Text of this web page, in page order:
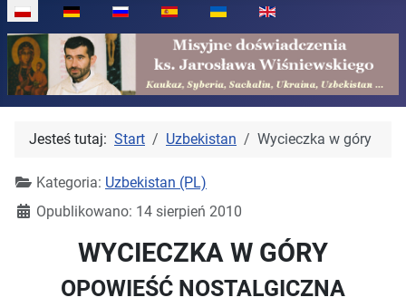
Wybierz swój język
Jesteś tutaj: Start Uzbekistan Wycieczka w góry
Kategoria: Uzbekistan (PL)
Opublikowano: 14 sierpień 2010
WYCIECZKA W GÓRY
OPOWIEŚĆ NOSTALGICZNA